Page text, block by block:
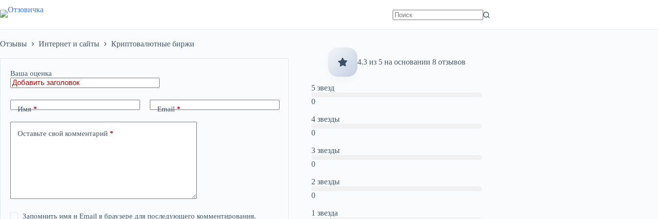
к
Отзывы Интернет и сайты Криптовалютные биржи
Ваша оценка
Имя* Email*
Оставьте свой комментарий *
Запомнить имя и Email в браузере для последующего комментирования.
4.3 из 5 на основании 8 отзывов
5 звезд
0
4 звезды
0
3 звезды
0
2 звезды
0
1 звезда